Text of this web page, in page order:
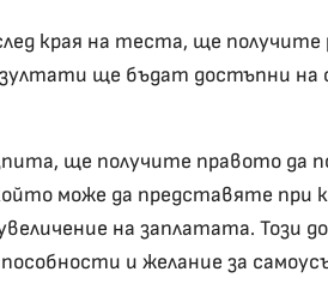
края на теста, ще
ще бъдат достъпни на
ще получите правото да
може да представяте при
на заплатата. Този
и желание за